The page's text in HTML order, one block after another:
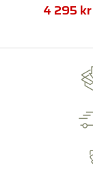
4 295 kr